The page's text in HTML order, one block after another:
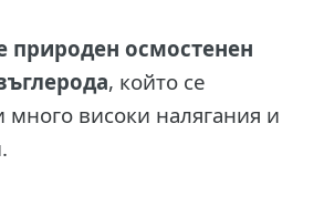
природен осмостенен
, който се
много високи налягания и